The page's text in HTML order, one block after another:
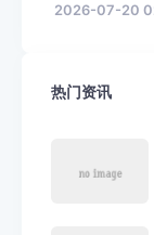
2026-07-20
热门资讯